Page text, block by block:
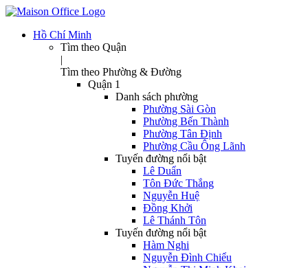
Hồ Chí Minh
Tìm theo Quận
|
Tìm theo Phường & Đường
Quận 1
Danh sách phường
Phường Sài Gòn
Phường Bến Thành
Phường Tân Định
Phường Cầu Ông Lãnh
Tuyến đường nổi bật
Lê Duẩn
Tôn Đức Thắng
Nguyễn Huệ
Đồng Khởi
Lê Thánh Tôn
Tuyến đường nổi bật
Hàm Nghi
Nguyễn Đình Chiểu